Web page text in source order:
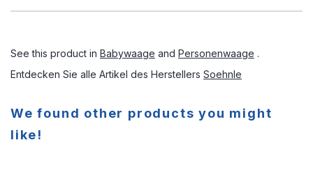
See this product in Babywaage and Personenwaage .
Entdecken Sie alle Artikel des Herstellers Soehnle
We found other products you might
like!